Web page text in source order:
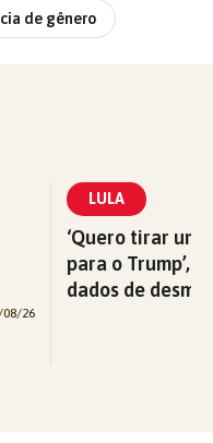
de gênero
08/26
LULA
‘Quero tirar
para o Trump’,
dados de